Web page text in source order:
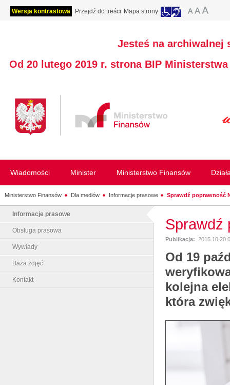
Wersja kontrastowa Przejdź do treści Mapa strony
Jesteś na archiwalnej
Od 20 lutego 2019 r. strona BIP
Wiadomości Minister Ministerstwo Finansów
Ministerstwo Finansów Dla mediów Informacje prasowe Sprawdź poprawność
Informacje prasowe
Obsługa prasowa
Wywiady
Baza zdjęć
Kontakt
Sprawdź
Publikacja: 2015.10.20
Od 19
kolejna
która